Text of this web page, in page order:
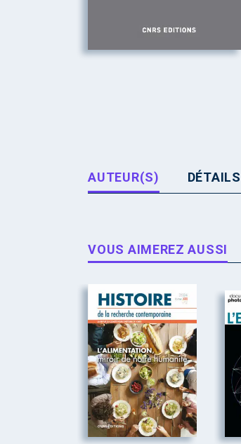
AUTEUR(S) DÉTAILS
VOUS AIMEREZ AUSSI